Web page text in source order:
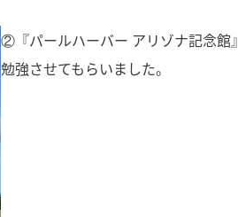
②『パールハーバー アリゾナ記念館』
勉強させてもらいました。